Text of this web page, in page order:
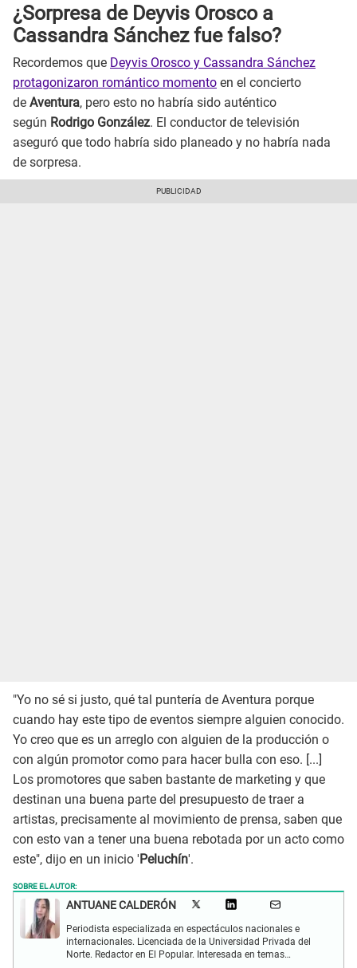
¿Sorpresa de Deyvis Orosco a
Cassandra Sánchez fue falso?
Recordemos que Deyvis Orosco y Cassandra Sánchez
protagonizaron romántico momento en el concierto
de Aventura, pero esto no habría sido auténtico
según Rodrigo González. El conductor de televisión
aseguró que todo habría sido planeado y no habría nada
de sorpresa.
"Yo no sé si justo, qué tal puntería de Aventura porque
cuando hay este tipo de eventos siempre alguien conocido.
Yo creo que es un arreglo con alguien de la producción o
con algún promotor como para hacer bulla con eso. [...]
Los promotores que saben bastante de marketing y que
destinan una buena parte del presupuesto de traer a
artistas, precisamente al movimiento de prensa, saben que
con esto van a tener una buena rebotada por un acto como
este", dijo en un inicio ' Peluchín'.
SOBRE EL AUTOR:
ANTUANE CALDERÓN
Periodista especializada en espectáculos nacionales e
internacionales. Licenciada de la Universidad Privada del
Norte. Redactor en El Popular. Interesada en temas